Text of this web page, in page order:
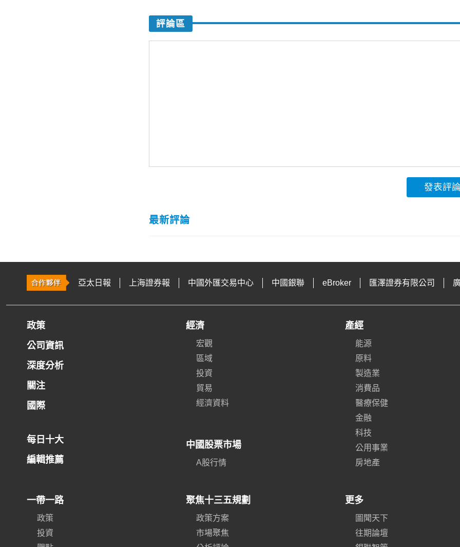
評論區
發表評論
最新評論
亞太日報 上海證券報 中國外匯交易中心 中國銀聯 eBroker 匯澤證券有限公司
政策
公司資訊
深度分析
關注
國際
每日十大
編輯推薦
經濟
宏觀
區域
投資
貿易
經濟資料
中國股票市場
A股行情
產經
能源
原料
製造業
消費品
醫療保健
金融
科技
公用事業
房地產
一帶一路
政策
投資
聚焦十三五規劃
政策方案
市場聚焦
更多
圖聞天下
往期論壇